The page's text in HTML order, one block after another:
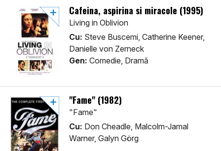
Cafeina, aspirina si miracole (1995)
Living in Oblivion
Cu: Steve Buscemi, Catherine Keener,
Danielle von Zerneck
Gen: Comedie, Dramă
"Fame" (1982)
"Fame"
Cu: Don Cheadle, Malcolm-Jamal
Warner, Galyn Görg